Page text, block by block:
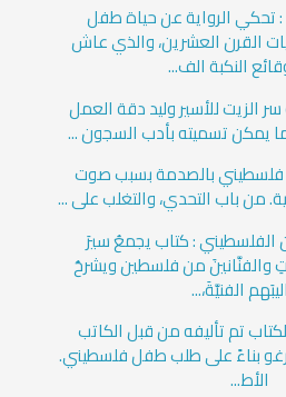
: تحكي الرواية عن حياة طفل
القرن العشرين، والذي عاش
النكبة الف...
سر الزيت للأسير وليد دقة العمل
يمكن تسميته بأدب السجون ...
فلسطيني بالصدمة بسبب صوت
من باب التحدي، والتغلب على ...
الفلسطيني : كتاب يجمعُ سيرَ
والفنَّانينَ من فلسطين ويشرحُ
الفنيَّةَ،...
تم تأليفه من قبل الكاتب
بناءً على طلب طفل فلسطيني.
الأط...